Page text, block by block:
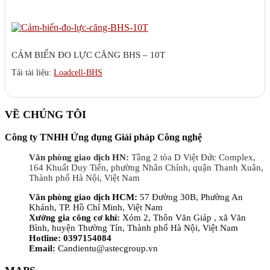
CẢM BIẾN ĐO LỰC CĂNG BHS – 10T
Tải tài liệu: Loadcell-BHS
VỀ CHÚNG TÔI
Công ty TNHH Ứng dụng Giải pháp Công nghệ
Văn phòng giao dịch HN: Tầng 2 tòa D Việt Đức Complex,
164 Khuất Duy Tiến, phường Nhân Chính, quận Thanh Xuân,
Thành phố Hà Nội, Việt Nam
Văn phòng giao dịch HCM: 57 Đường 30B, Phường An
Khánh, TP. Hồ Chí Minh, Việt Nam
Xưởng gia công cơ khí: Xóm 2, Thôn Văn Giáp , xã Văn
Bình, huyện Thường Tín, Thành phố Hà Nội, Việt Nam
Hotline: 0397154084
Email: Candientu@astecgroup.vn